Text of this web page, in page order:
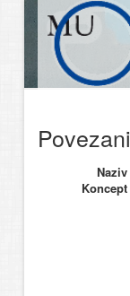
Naziv
Koncept